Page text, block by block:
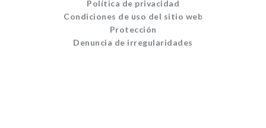
Política de privacidad
Condiciones de uso del sitio web
Protección
Denuncia de irregularidades